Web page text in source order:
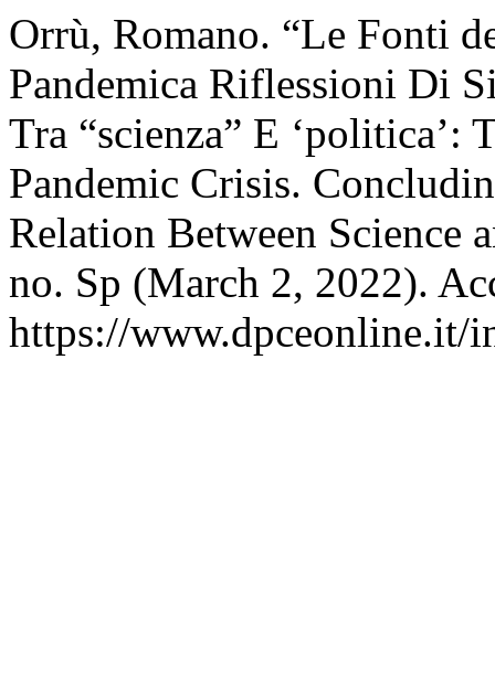
Orrù, Romano. “Le Fonti
Pandemica Riflessioni Di
Tra “scienza” E ‘politica’:
Pandemic Crisis.
Relation Between Science
no. Sp (March 2, 2022).
https://www.dpceonline.it/